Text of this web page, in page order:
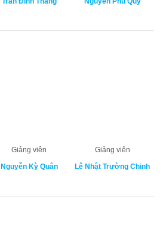
Giảng viên
Nguyễn Kỳ Quân
Giảng viên
Lê Nhật Trường Chinh